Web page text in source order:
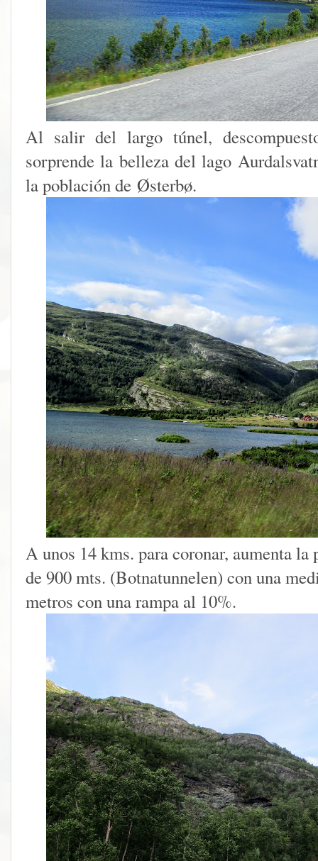
Al salir del largo túnel,
sorprende la belleza del lago
la población de Østerbø.
A unos 14 kms. para coronar, aumenta la
de 900 mts. (Botnatunnelen) con una
metros con una rampa al 10%.